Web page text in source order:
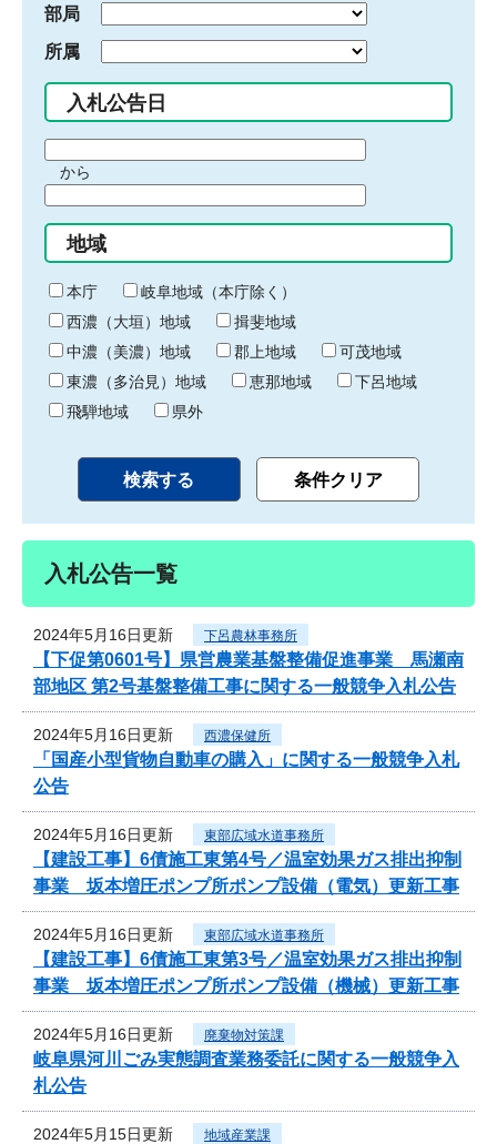
部局
所属
入札公告日
間
始
り
から
間
終
わ
り
地域
本庁
岐阜地域（本庁除く）
西濃（大垣）地域
揖斐地域
中濃（美濃）地域
郡上地域
可茂地域
東濃（多治見）地域
恵那地域
下呂地域
飛騨地域
県外
入札公告一覧
2024年5月16日更新 下呂農林事務所
【下促第0601号】県営農業基盤整備促進事業 馬瀬南
部地区 第2号基盤整備工事に関する一般競争入札公告
2024年5月16日更新 西濃保健所
「国産小型貨物自動車の購入」に関する一般競争入札
公告
2024年5月16日更新 東部広域水道事務所
【建設工事】6債施工東第4号／温室効果ガス排出抑制
事業 坂本増圧ポンプ所ポンプ設備（電気）更新工事
2024年5月16日更新 東部広域水道事務所
【建設工事】6債施工東第3号／温室効果ガス排出抑制
事業 坂本増圧ポンプ所ポンプ設備（機械）更新工事
2024年5月16日更新 廃棄物対策課
岐阜県河川ごみ実態調査業務委託に関する一般競争入
札公告
2024年5月15日更新 地域産業課